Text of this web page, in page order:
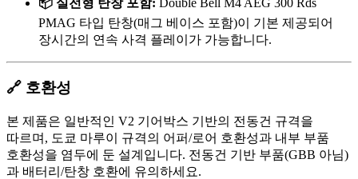
PMAG 타입 탄창(매그 베이스 포함)이 기본 제공되어
장시간의 연속 사격 플레이가 가능합니다.
🔗 호환성
본 제품은 일반적인 V2 기어박스 기반의 전동건 규격을
따르며, 도쿄 마루이 규격의 어퍼/로어 호환성과 내부 부품
호환성을 염두에 둔 설계입니다. 전동건 기반 부품(GBB 아님)
과 배터리/탄창 호환에 유의하세요.